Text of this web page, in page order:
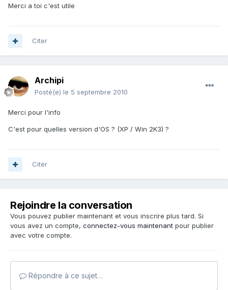
Merci a toi c'est utile
Citer
Archipi
Posté(e) le 5 septembre 2010
Merci pour l'info
C'est pour quelles version d'OS ? (XP / Win 2K3) ?
Citer
Rejoindre la conversation
Vous pouvez publier maintenant et vous inscrire plus tard. Si
vous avez un compte, connectez-vous maintenant pour publier
avec votre compte.
Répondre à ce sujet…